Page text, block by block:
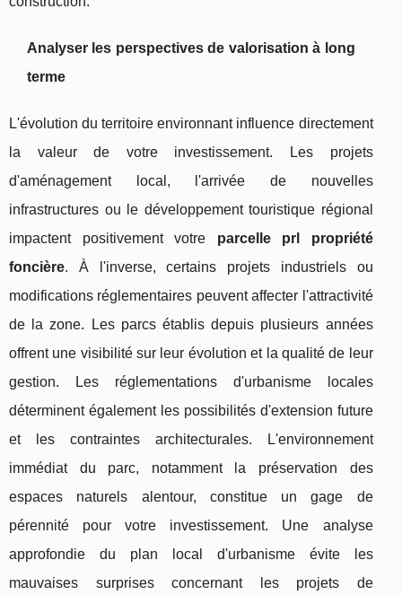
Analyser les perspectives de valorisation à long
terme
L'évolution du territoire environnant influence directement
la valeur de votre investissement. Les projets
d'aménagement local, l'arrivée de nouvelles
infrastructures ou le développement touristique régional
impactent positivement votre parcelle prl propriété
foncière. À l'inverse, certains projets industriels ou
modifications réglementaires peuvent affecter l'attractivité
de la zone. Les parcs établis depuis plusieurs années
offrent une visibilité sur leur évolution et la qualité de leur
gestion. Les réglementations d'urbanisme locales
déterminent également les possibilités d'extension future
et les contraintes architecturales. L'environnement
immédiat du parc, notamment la préservation des
espaces naturels alentour, constitue un gage de
pérennité pour votre investissement. Une analyse
approfondie du plan local d'urbanisme évite les
mauvaises surprises concernant les projets de